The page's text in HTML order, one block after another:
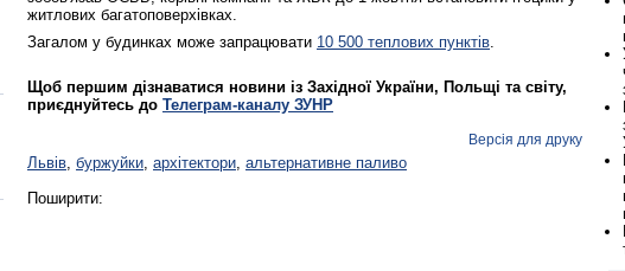
житлових багатоповерхівках.
Загалом у будинках може запрацювати 10 500 теплових пунктів.
Щоб першим дізнаватися новини із Західної України, Польщі та світу,
приєднуйтесь до Телеграм-каналу ЗУНР
Версія для друку
Львів, буржуйки, архітектори, альтернативне паливо
Поширити: